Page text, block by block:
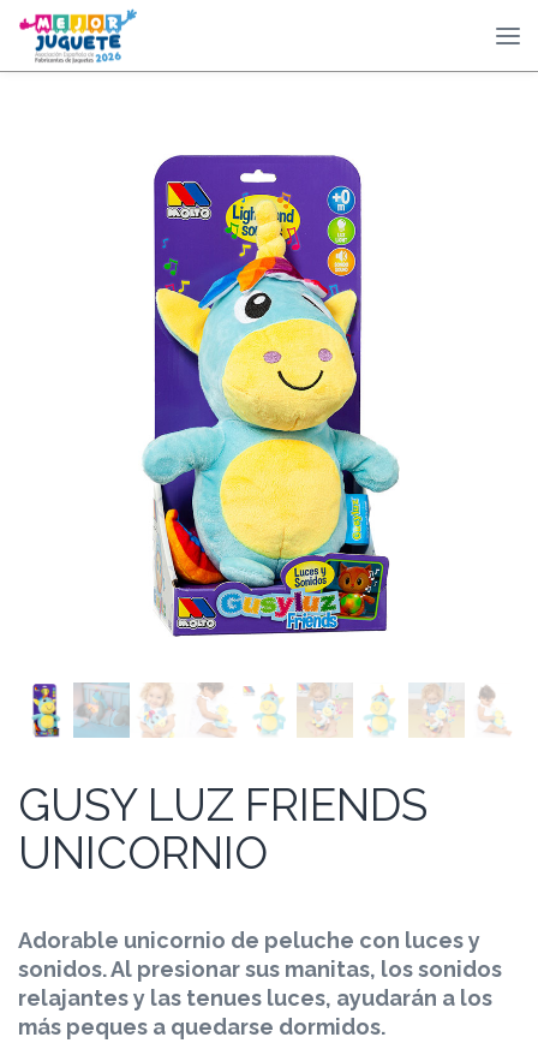
GUSY LUZ FRIENDS
UNICORNIO
Adorable unicornio de peluche con luces y
sonidos. Al presionar sus manitas, los sonidos
relajantes y las tenues luces, ayudarán a los
más peques a quedarse dormidos.